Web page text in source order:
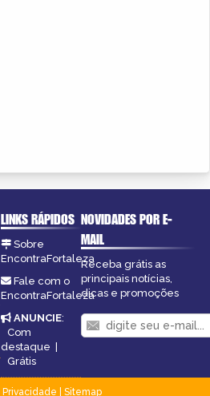
LINKS RÁPIDOS
Sobre
EncontraFortaleza
Fale com o
EncontraFortaleza
ANUNCIE:
Com
destaque |
Grátis
NOVIDADES POR E-
MAIL
Receba grátis as
principais notícias,
dicas e promoções
Privacidade
Sitemap